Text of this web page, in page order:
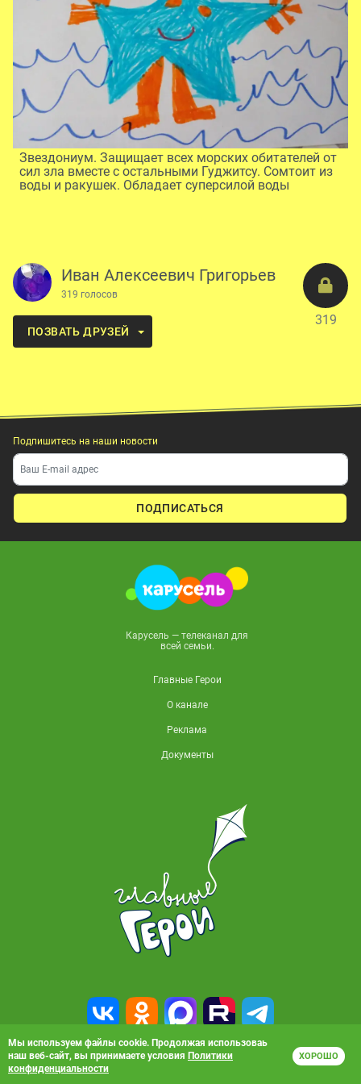
Звездониум. Защищает всех морских обитателей от
сил зла вместе с остальными Гуджитсу. Сомтоит из
воды и ракушек. Обладает суперсилой воды
319
Иван Алексеевич Григорьев
319 голосов
ПОЗВАТЬ ДРУЗЕЙ
Подпишитесь на наши новости
ПОДПИСАТЬСЯ
Карусель — телеканал для
всей семьи.
Главные Герои
О канале
Реклама
Документы
© 2010-2026, АО «Карусель». Все права защищены. Полное или частичное
копирование материалов запрещено.
Мы используем файлы cookie. Продолжая использоваь
наш веб-сайт, вы принимаете условия Политики
конфиденциальности
ХОРОШО